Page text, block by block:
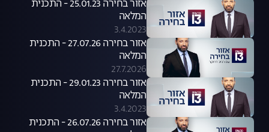
אזור בחירה 25.01.23 - התכנית
המלאה
3.4.2023
אזור בחירה 27.07.26 - התכנית
המלאה
27.7.2026
אזור בחירה 29.01.23 - התכנית
המלאה
3.4.2023
אזור בחירה 26.07.26 - התכנית